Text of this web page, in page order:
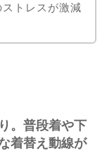
トレスが激減
。普段着や下
着替え動線が